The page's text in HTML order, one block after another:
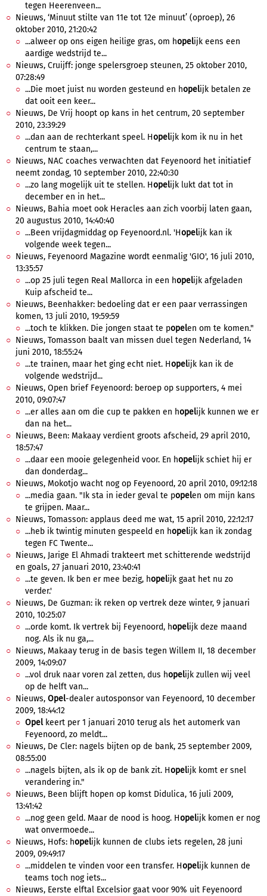
tegen Heerenveen...
Nieuws, ‘Minuut stilte van 11e tot 12e minuut’ (oproep), 26
oktober 2010, 21:20:42
...alweer op ons eigen heilige gras, om hopelijk eens een
aardige wedstrijd te...
Nieuws, Cruijff: jonge spelersgroep steunen, 25 oktober 2010,
07:28:49
...Die moet juist nu worden gesteund en hopelijk betalen ze
dat ooit een keer...
Nieuws, De Vrij hoopt op kans in het centrum, 20 september
2010, 23:39:29
...dan aan de rechterkant speel. Hopelijk kom ik nu in het
centrum te staan,...
Nieuws, NAC coaches verwachten dat Feyenoord het initiatief
neemt zondag, 10 september 2010, 22:40:30
...zo lang mogelijk uit te stellen. Hopelijk lukt dat tot in
december en in het...
Nieuws, Bahia moet ook Heracles aan zich voorbij laten gaan,
20 augustus 2010, 14:40:40
...Been vrijdagmiddag op Feyenoord.nl. 'Hopelijk kan ik
volgende week tegen...
Nieuws, Feyenoord Magazine wordt eenmalig 'GIO', 16 juli 2010,
13:35:57
...op 25 juli tegen Real Mallorca in een hopelijk afgeladen
Kuip afscheid te...
Nieuws, Beenhakker: bedoeling dat er een paar verrassingen
komen, 13 juli 2010, 19:59:59
...toch te klikken. Die jongen staat te popelen om te komen."
Nieuws, Tomasson baalt van missen duel tegen Nederland, 14
juni 2010, 18:55:24
...te trainen, maar het ging echt niet. Hopelijk kan ik de
volgende wedstrijd...
Nieuws, Open brief Feyenoord: beroep op supporters, 4 mei
2010, 09:07:47
...er alles aan om die cup te pakken en hopelijk kunnen we er
dan na het...
Nieuws, Been: Makaay verdient groots afscheid, 29 april 2010,
18:57:47
...daar een mooie gelegenheid voor. En hopelijk schiet hij er
dan donderdag...
Nieuws, Mokotjo wacht nog op Feyenoord, 20 april 2010, 09:12:18
...media gaan. "Ik sta in ieder geval te popelen om mijn kans
te grijpen. Maar...
Nieuws, Tomasson: applaus deed me wat, 15 april 2010, 22:12:17
...heb ik twintig minuten gespeeld en hopelijk kan ik zondag
tegen FC Twente...
Nieuws, Jarige El Ahmadi trakteert met schitterende wedstrijd
en goals, 27 januari 2010, 23:40:41
...te geven. Ik ben er mee bezig, hopelijk gaat het nu zo
verder.'
Nieuws, De Guzman: ik reken op vertrek deze winter, 9 januari
2010, 10:25:07
...orde komt. Ik vertrek bij Feyenoord, hopelijk deze maand
nog. Als ik nu ga,...
Nieuws, Makaay terug in de basis tegen Willem II, 18 december
2009, 14:09:07
...vol druk naar voren zal zetten, dus hopelijk zullen wij veel
op de helft van...
Nieuws, Opel-dealer autosponsor van Feyenoord, 10 december
2009, 18:44:12
Opelkeert per 1 januari 2010 terug als het automerk van
Feyenoord, zo meldt...
Nieuws, De Cler: nagels bijten op de bank, 25 september 2009,
08:55:00
...nagels bijten, als ik op de bank zit. Hopelijk komt er snel
verandering in."
Nieuws, Been blijft hopen op komst Didulica, 16 juli 2009,
13:41:42
...nog geen geld. Maar de nood is hoog. Hopelijk komen er nog
wat onvermoede...
Nieuws, Hofs: hopelijk kunnen de clubs iets regelen, 28 juni
2009, 09:49:17
...middelen te vinden voor een transfer. Hopelijk kunnen de
teams toch nog iets...
Nieuws, Eerste elftal Excelsior gaat voor 90% uit Feyenoord